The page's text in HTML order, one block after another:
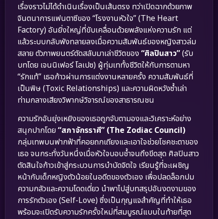
เรื่องราวไม่ได้ดำเนินเรื่องเป็นเส้นตรง ทว่าเปิดฉากด้วยภาพ
จินตนาการแฟนตาซีของ “โรงงานหัวใจ” (The Heart
Factory) อันยิ่งใหญ่ที่ขับเคลื่อนด้วยพลังแห่งความรัก แต่
แล้วระบบกลับพังทลายลงเมื่อความสัมพันธ์ของหญิงสาวล่ม
สลาย ตัวภาพยนตร์ตัดสลับมาเล่าชีวิตของ “ศิลปินสาว”(รับ
บทโดย เจนนิเฟอร์ โลเปซ) ผู้ทุ่มเททั้งชีวิตให้กับการตามหา
“รักแท้” เธอก้าวผ่านการแต่งงานหลายครั้ง ความสัมพันธ์ที่
เป็นพิษ (Toxic Relationships) และความผิดหวังซ้ำเล่า
ท่ามกลางเสียงวิพากษ์วิจารณ์ของสาธารณชน
ความรักอันยุ่งเหยิงของเธอถูกจับตามองและวิเคราะห์อย่าง
สนุกปากโดย“สภาจักรราศี” (The Zodiac Council)
กลุ่มเทพบนฟากฟ้าที่คอยถกเถียงและเอาใจช่วยโชคชะตาของ
เธอ จนกระทั่งวันหนึ่งเมื่อหัวใจบอบช้ำจนถึงขีดสุด ศิลปินสาว
ตัดสินใจก้าวเข้าสู่กระบวนการบำบัดจิตใจ เรียนรู้ที่จะเผชิญ
หน้ากับเด็กหญิงตัวน้อยในอดีตของตัวเอง เพื่อปลดล็อกปม
ความกลัวและความโดดเดี่ยว นำพาไปสู่บทสรุปอันงดงามของ
การรักตัวเอง (Self-Love) ซึ่งเป็นกุญแจสำคัญที่ทำให้เธอ
พร้อมจะเปิดรับความรักครั้งใหม่ที่สมบูรณ์แบบในท้ายที่สุด